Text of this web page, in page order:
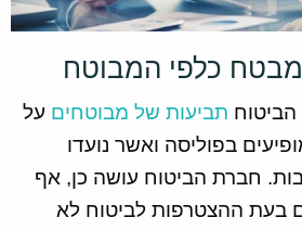
מבטח כלפי המבוטח
תביעות של מבוטחים על
בפוליסה ואשר נועדו
חברת הביטוח עושה כן, אף
בעת ההצטרפות לביטוח לא